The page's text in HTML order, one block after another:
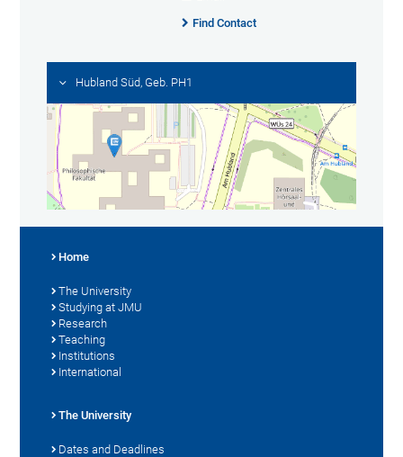
Find Contact
Hubland Süd, Geb. PH1
Home
The University
Studying at JMU
Research
Teaching
Institutions
International
The University
Dates and Deadlines